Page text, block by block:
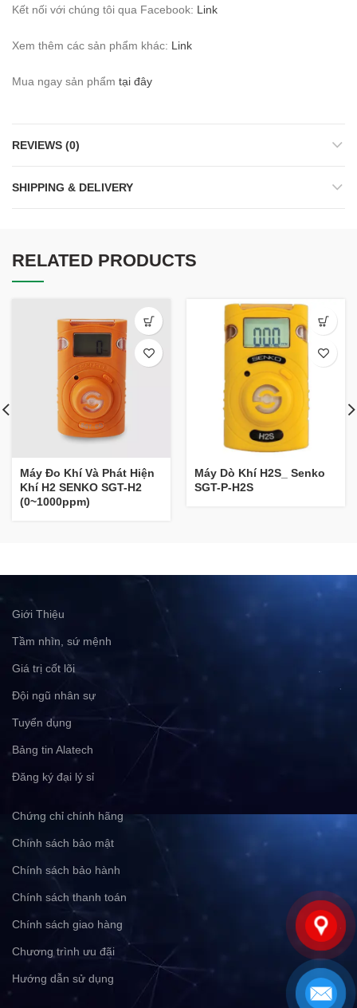
Kết nối với chúng tôi qua Facebook: Link
Xem thêm các sản phẩm khác: Link
Mua ngay sản phẩm tại đây
REVIEWS (0)
SHIPPING & DELIVERY
RELATED PRODUCTS
Máy Đo Khí Và Phát Hiện
Khí H2 SENKO SGT-H2
(0~1000ppm)
Máy Dò Khí H2S_ Senko
SGT-P-H2S
Giới Thiệu
Tầm nhìn, sứ mệnh
Giá trị cốt lõi
Đội ngũ nhân sự
Tuyển dụng
Bảng tin Alatech
Đăng ký đại lý sỉ
Chứng chỉ chính hãng
Chính sách bảo mật
Chính sách bảo hành
Chính sách thanh toán
Chính sách giao hàng
Chương trình ưu đãi
Hướng dẫn sử dụng